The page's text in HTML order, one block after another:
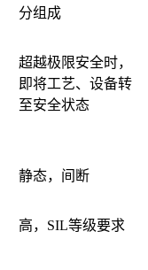
分组成
超越极限安全时，
即将工艺、设备转
至安全状态
静态，间断
高，SIL等级要求